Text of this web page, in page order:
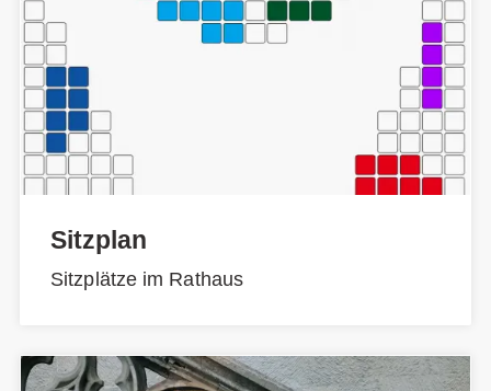
Sitzplan
Sitzplätze im Rathaus